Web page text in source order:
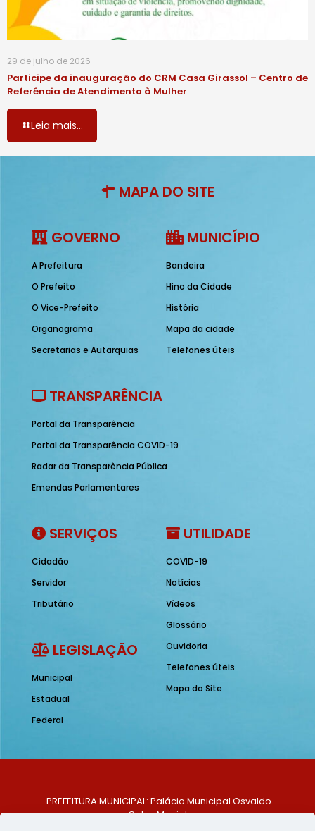
29 de julho de 2026
Participe da inauguração do CRM Casa Girassol – Centro de
Referência de Atendimento à Mulher
Leia mais...
MAPA DO SITE
GOVERNO
A Prefeitura
O Prefeito
O Vice-Prefeito
Organograma
Secretarias e Autarquias
MUNICÍPIO
Bandeira
Hino da Cidade
História
Mapa da cidade
Telefones úteis
TRANSPARÊNCIA
Portal da Transparência
Portal da Transparência COVID-19
Radar da Transparência Pública
Emendas Parlamentares
SERVIÇOS
Cidadão
Servidor
Tributário
LEGISLAÇÃO
Municipal
Estadual
Federal
UTILIDADE
COVID-19
Notícias
Vídeos
Glossário
Ouvidoria
Telefones úteis
Mapa do Site
PREFEITURA MUNICIPAL: Palácio Municipal Osvaldo
Celso Maciel